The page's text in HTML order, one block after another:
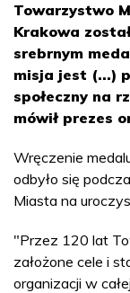
Towarzystwo
Krakowa
srebrnym
misja jest (...)
społeczny na
mówił prezes
Wręczenie
odbyło się
Miasta na
"Przez 120 lat
założone cele i
organizacji w